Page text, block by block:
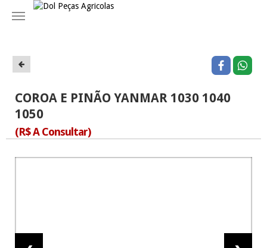
Navegação
COROA E PINÃO YANMAR 1030 1040
1050
(R$ A Consultar)